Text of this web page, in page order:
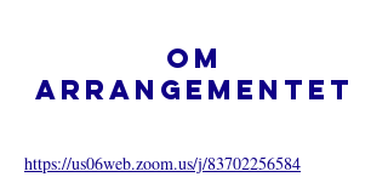
Om
arrangementet
https://us06web.zoom.us/j/83702256584